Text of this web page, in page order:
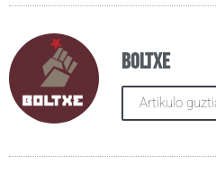
Boltxe
Artikulo